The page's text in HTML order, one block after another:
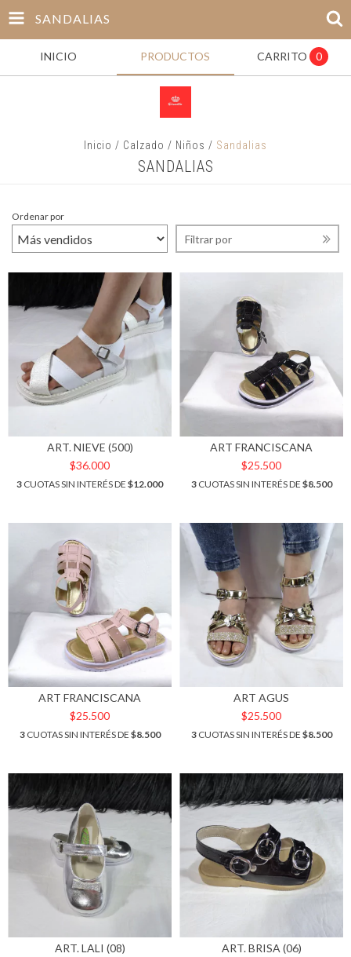
SANDALIAS
INICIO PRODUCTOS CARRITO 0
Inicio / Calzado / Niños / Sandalias
SANDALIAS
Ordenar por
Filtrar por
ART. NIEVE (500)
$36.000
3 CUOTAS SIN INTERÉS DE $12.000
ART FRANCISCANA
$25.500
3CUOTAS SIN INTERÉS DE $8.500
ART FRANCISCANA
$25.500
3CUOTAS SIN INTERÉS DE $8.500
ART AGUS
$25.500
3CUOTAS SIN INTERÉS DE $8.500
ART. LALI (08)
ART. BRISA (06)